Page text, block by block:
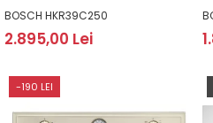
BOSCH HKR39C250
2.895,00 Lei
-190 LEI